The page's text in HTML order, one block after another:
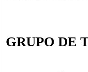
GRUPO DE